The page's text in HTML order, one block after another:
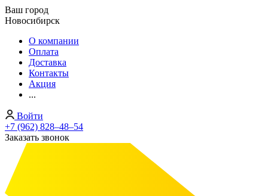
Ваш город
Новосибирск
О компании
Оплата
Доставка
Контакты
Акция
...
Войти
+7 (962) 828‒48‒54
Заказать звонок